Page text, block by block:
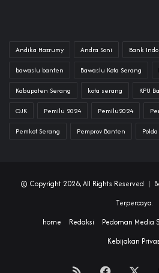
Andika Hazrumy Andra Soni Bank
bawaslu banten Bawaslu Kota Serang
Kabupaten Serang kota serang KPU
OJK Pemilu 2024 Pemilu2024
Pemkot Serang Pemprov Banten
© Copyright 2026, All Rights Reserved |
Terpercaya.
home
Redaksi Pedoman Media
Kebijakan